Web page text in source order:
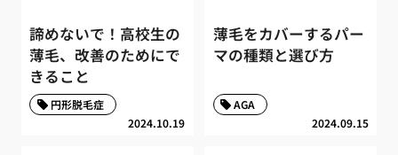
諦めないで！高校生の
薄毛、改善のためにで
きること
2024.10.19
円形脱毛症
薄毛をカバーするパー
マの種類と選び方
2024.09.15
AGA